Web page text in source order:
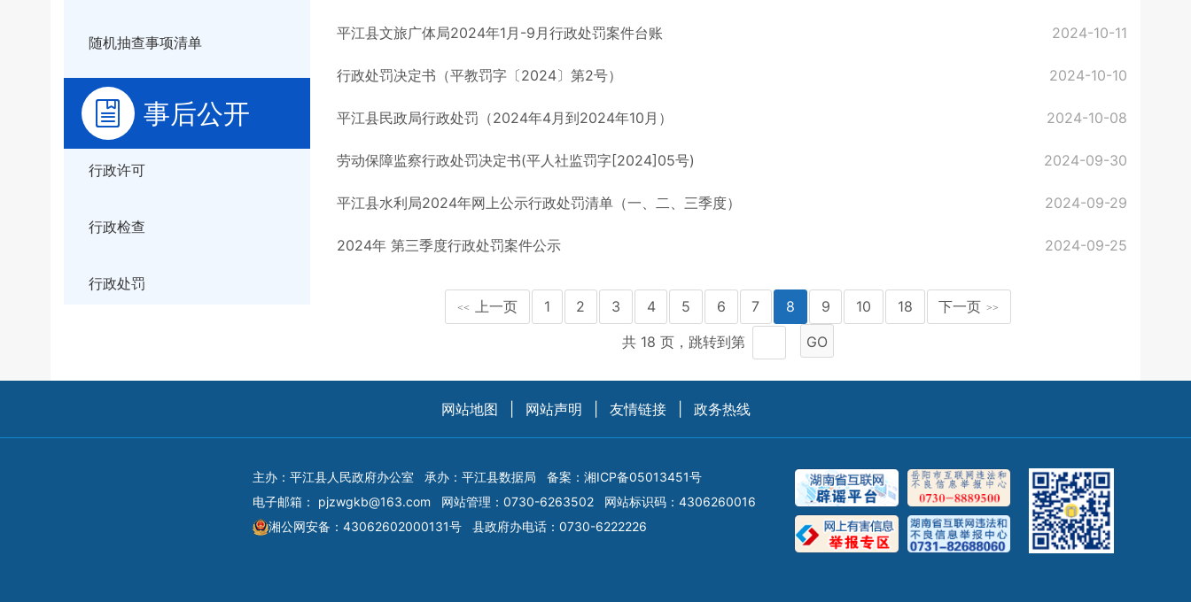
随机抽查事项清单
事后公开
行政许可
行政检查
行政处罚
平江县文旅广体局2024年1月-9月行政处罚案件台账 2024-10-11
行政处罚决定书（平教罚字〔2024〕第2号） 2024-10-10
平江县民政局行政处罚（2024年4月到2024年10月） 2024-10-08
劳动保障监察行政处罚决定书(平人社监罚字[2024]05号) 2024-09-30
平江县水利局2024年网上公示行政处罚清单（一、二、三季度） 2024-09-29
2024年 第三季度行政处罚案件公示 2024-09-25
<< 上一页 1 2 3 4 5 6 7 8 9 10 18 下一页 >>
共 18 页，跳转到第 GO
网站地图 网站声明 友情链接 政务热线
主办：平江县人民政府办公室 承办：平江县数据局 备案： 湘ICP备05013451号
电子邮箱： pjzwgkb@163.com 网站管理：0730-6263502
网站标识码：4306260016
湘公网安备：43062602000131号
县政府办电话：0730-6222226